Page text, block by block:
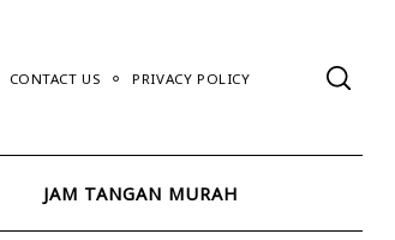
CONTACT US PRIVACY POLICY
JAM TANGAN MURAH